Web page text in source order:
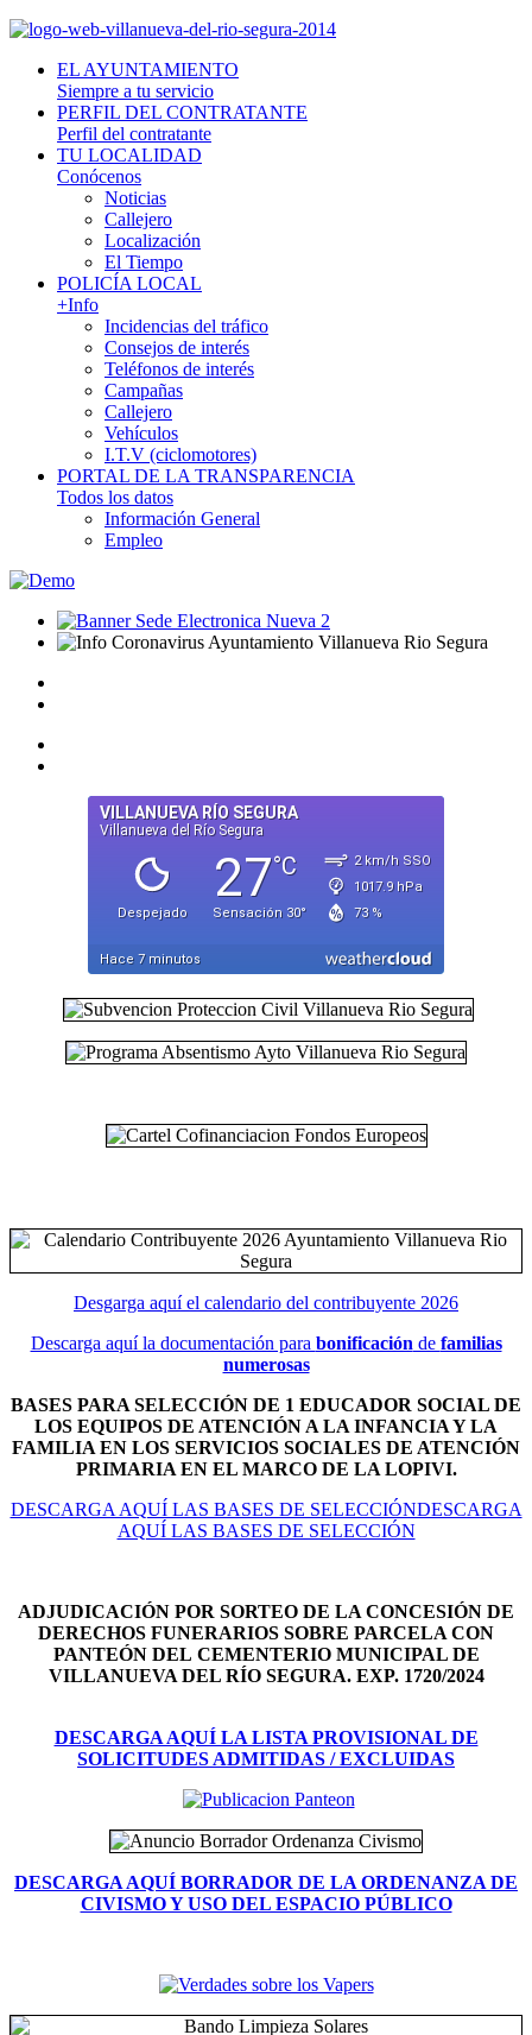
EL AYUNTAMIENTO
Siempre a tu servicio
PERFIL DEL CONTRATANTE
Perfil del contratante
TU LOCALIDAD
Conócenos
Noticias
Callejero
Localización
El Tiempo
POLICÍA LOCAL
+Info
Incidencias del tráfico
Consejos de interés
Teléfonos de interés
Campañas
Callejero
Vehículos
I.T.V (ciclomotores)
PORTAL DE LA TRANSPARENCIA
Todos los datos
Información General
Empleo
Desgarga aquí el calendario del contribuyente 2026
Descarga aquí la documentación para bonificación de familias
numerosas
BASES PARA SELECCIÓN DE 1 EDUCADOR SOCIAL DE
LOS EQUIPOS DE ATENCIÓN A LA INFANCIA Y LA
FAMILIA EN LOS SERVICIOS SOCIALES DE ATENCIÓN
PRIMARIA EN EL MARCO DE LA LOPIVI.
DESCARGA AQUÍ LAS BASES DE SELECCIÓNDESCARGA
AQUÍ LAS BASES DE SELECCIÓN
ADJUDICACIÓN POR SORTEO DE LA CONCESIÓN DE
DERECHOS FUNERARIOS SOBRE PARCELA CON
PANTEÓN DEL CEMENTERIO MUNICIPAL DE
VILLANUEVA DEL RÍO SEGURA. EXP. 1720/2024
DESCARGA AQUÍ LA LISTA PROVISIONAL DE
SOLICITUDES ADMITIDAS / EXCLUIDAS
DESCARGA AQUÍ BORRADOR DE LA ORDENANZA DE
CIVISMO Y USO DEL ESPACIO PÚBLICO